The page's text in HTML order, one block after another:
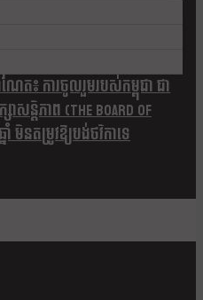
ែត៖ ការចូលរួមរបស់កម្ពុជា ជា
ាសន្តិភាព (The Board Of
មិនតម្រូវឱ្យបង់ថវិកាទេ